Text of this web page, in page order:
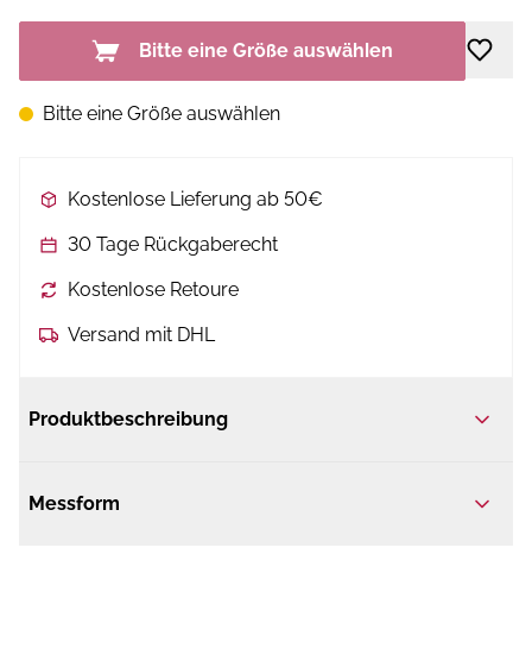
Bitte eine Größe auswählen
Bitte eine Größe auswählen
Kostenlose Lieferung ab 50€
30 Tage Rückgaberecht
Kostenlose Retoure
Versand mit DHL
Produktbeschreibung
Messform